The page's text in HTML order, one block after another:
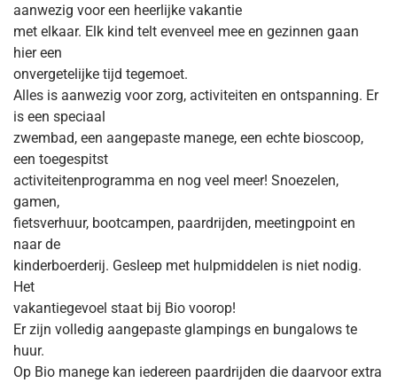
aanwezig voor een heerlijke vakantie
met elkaar. Elk kind telt evenveel mee en gezinnen gaan
hier een
onvergetelijke tijd tegemoet.
Alles is aanwezig voor zorg, activiteiten en ontspanning. Er
is een speciaal
zwembad, een aangepaste manege, een echte bioscoop,
een toegespitst
activiteitenprogramma en nog veel meer! Snoezelen,
gamen,
fietsverhuur, bootcampen, paardrijden, meetingpoint en
naar de
kinderboerderij. Gesleep met hulpmiddelen is niet nodig.
Het
vakantiegevoel staat bij Bio voorop!
Er zijn volledig aangepaste glampings en bungalows te
huur.
Op Bio manege kan iedereen paardrijden die daarvoor extra